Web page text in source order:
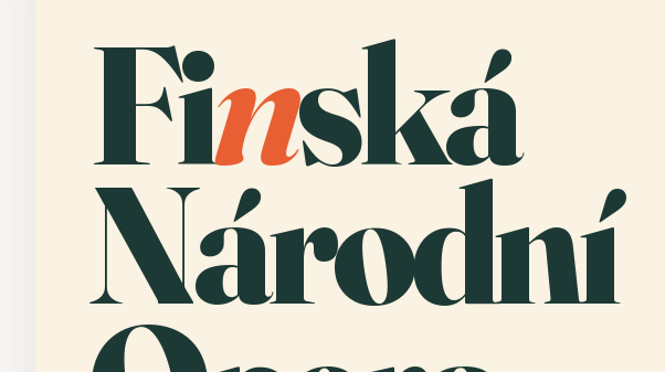
Finská
Národní